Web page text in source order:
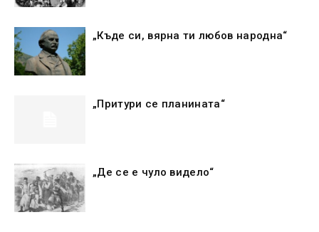
„Къде си, вярна ти любов народна“
„Притури се планината“
„Де се е чуло видело“